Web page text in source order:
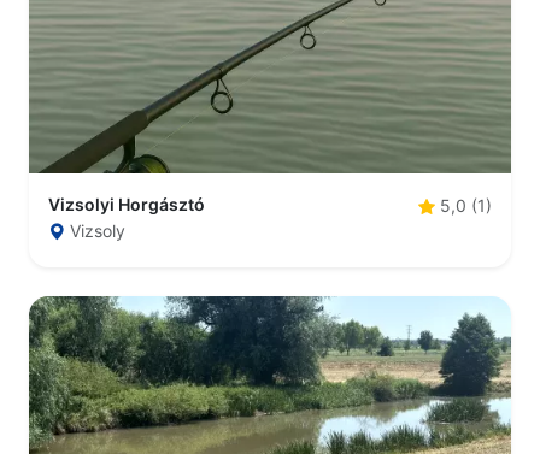
Vizsolyi Horgásztó
5,0 (1)
Vizsoly